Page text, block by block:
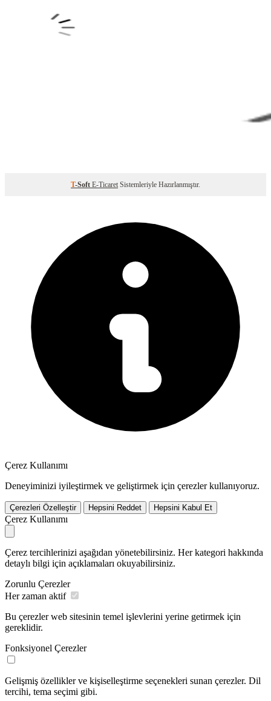
T-Soft E-Ticaret Sistemleriyle Hazırlanmıştır.
Çerez Kullanımı
Deneyiminizi iyileştirmek ve geliştirmek için çerezler kullanıyoruz.
Çerezleri Özelleştir Hepsini Reddet Hepsini Kabul Et
Çerez Kullanımı
Çerez tercihlerinizi aşağıdan yönetebilirsiniz. Her kategori hakkında
detaylı bilgi için açıklamaları okuyabilirsiniz.
Zorunlu Çerezler
Her zaman aktif
Bu çerezler web sitesinin temel işlevlerini yerine getirmek için
gereklidir.
Fonksiyonel Çerezler
Gelişmiş özellikler ve kişiselleştirme seçenekleri sunan çerezler. Dil
tercihi, tema seçimi gibi.